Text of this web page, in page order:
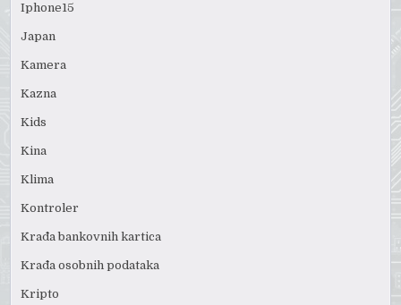
Iphone15
Japan
Kamera
Kazna
Kids
Kina
Klima
Kontroler
Krađa bankovnih kartica
Krađa osobnih podataka
Kripto